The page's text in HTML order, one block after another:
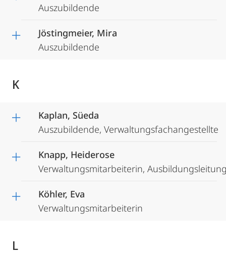
Auszubildende
Jöstingmeier, Mira
Auszubildende
K
Kaplan, Süeda
Auszubildende, Verwaltungsfachangestellte
Knapp, Heiderose
Verwaltungsmitarbeiterin,
Köhler, Eva
Verwaltungsmitarbeiterin
L